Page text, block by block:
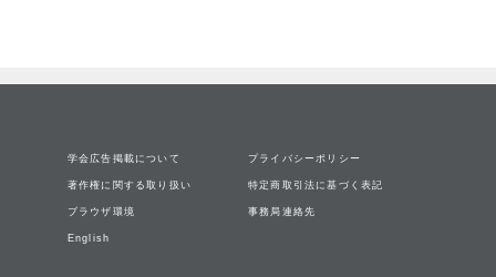
学会広告掲載について プライバシーポリシー
著作権に関する取り扱い 特定商取引法に基づく表記
ブラウザ環境 事務局連絡先
English